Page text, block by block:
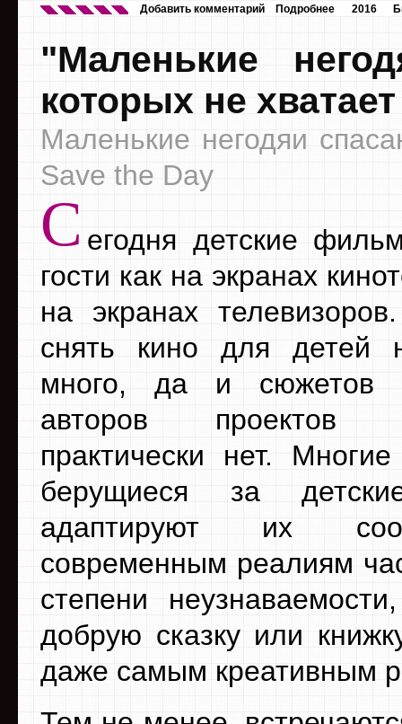
2016
Добавить комментарий Подробнее
"Маленькие
которых не хватает
Маленькие негодяи
Save the Day
С егодня детские
гости как на экранах
на экранах
снять кино для детей
много, да и сюжетов
авторов проектов
практически нет.
берущиеся за
адаптируют их
современным реалиям
степени
добрую сказку или
даже самым креативным